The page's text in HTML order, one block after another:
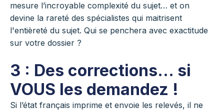
mesure l’incroyable complexité du sujet… et on
devine la rareté des spécialistes qui maitrisent
l'entièreté du sujet. Qui se penchera avec exactitude
sur votre dossier ?
3 : Des corrections… si
VOUS les demandez !
Si l’état français imprime et envoie les relevés, il ne